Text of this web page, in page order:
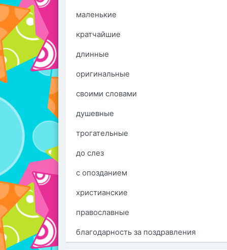
маленькие
кратчайшие
длинные
оригинальные
своими словами
душевные
трогательные
до слез
с опозданием
христианские
православные
благодарность за поздравления